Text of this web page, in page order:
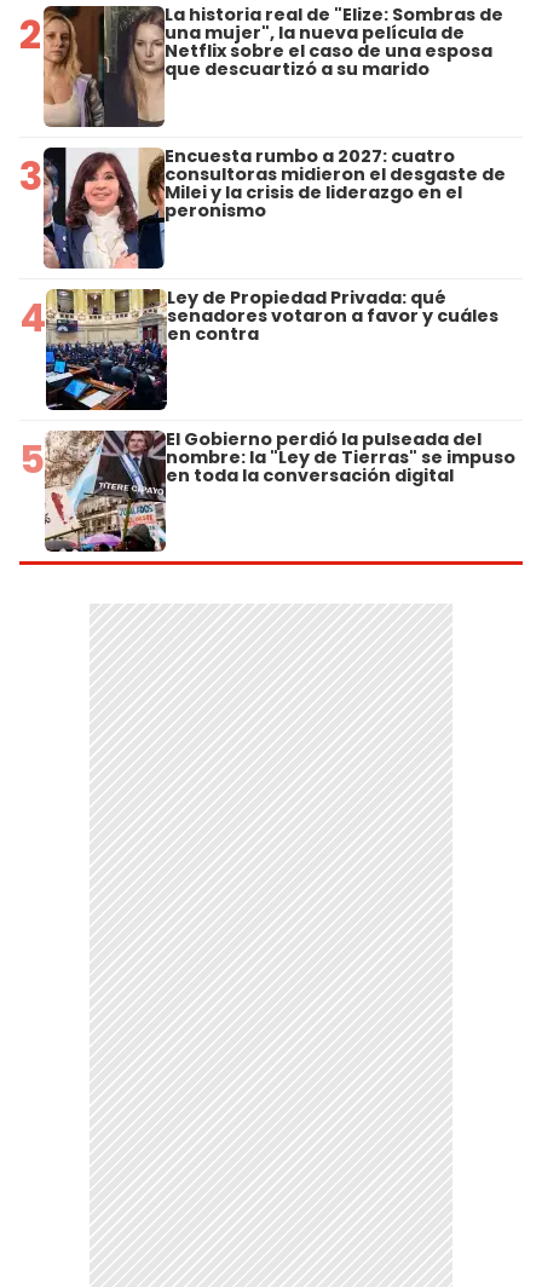
2 La historia real de "Elize: Sombras de
una mujer", la nueva película de
Netflix sobre el caso de una esposa
que descuartizó a su marido
3 Encuesta rumbo a 2027: cuatro
consultoras midieron el desgaste de
Milei y la crisis de liderazgo en el
peronismo
4 Ley de Propiedad Privada: qué
senadores votaron a favor y cuáles
en contra
5 El Gobierno perdió la pulseada del
nombre: la "Ley de Tierras" se impuso
en toda la conversación digital